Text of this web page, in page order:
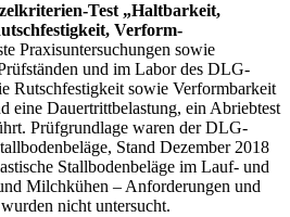
Test „Haltbarkeit,
Verform­
Praxisuntersuchungen sowie
und im Labor des DLG-
Rutschfestigkeit sowie Verformbarkeit
eine Dauertrittbelastung, ein Abriebtest
Prüfgrundlage waren der DLG-
Stand Dezember 2018
Stallbodenbeläge im Lauf- und
Milchkühen – Anforderungen und
nicht untersucht.